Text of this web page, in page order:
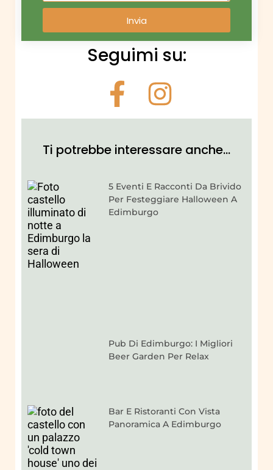
Invia
Seguimi su:
Ti potrebbe interessare anche...
5 Eventi E Racconti Da Brivido
Per Festeggiare Halloween A
Edimburgo
Pub Di Edimburgo: I Migliori
Beer Garden Per Relax
Bar E Ristoranti Con Vista
Panoramica A Edimburgo